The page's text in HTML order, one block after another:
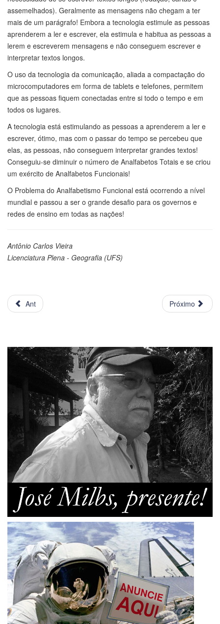
assemelhados). Geralmente as mensagens não chegam a ter
mais de um parágrafo! Embora a tecnologia estimule as pessoas
aprenderem a ler e escrever, ela estimula e habitua as pessoas a
lerem e escreverem mensagens e não conseguem escrever e
interpretar textos longos.
O uso da tecnologia da comunicação, aliada a compactação do
microcomputadores em forma de tablets e telefones, permitem
que as pessoas fiquem conectadas entre si todo o tempo e em
todos os lugares.
A tecnologia está estimulando as pessoas a aprenderem a ler e
escrever, ótimo, mas com o passar do tempo se percebeu que
elas, as pessoas, não conseguem interpretar grandes textos!
Conseguiu-se diminuir o número de Analfabetos Totais e se criou
um exército de Analfabetos Funcionais!
O Problema do Analfabetismo Funcional está ocorrendo a nível
mundial e passou a ser o grande desafio para os governos e
redes de ensino em todas as nações!
Antônio Carlos Vieira
Licenciatura Plena - Geografia (UFS)
Ant Próximo